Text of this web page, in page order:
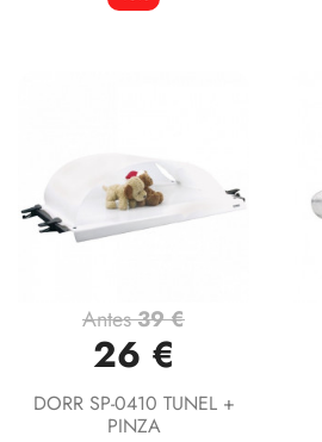
Antes39 €
26 €
DORR SP-0410 TUNEL +
PINZA